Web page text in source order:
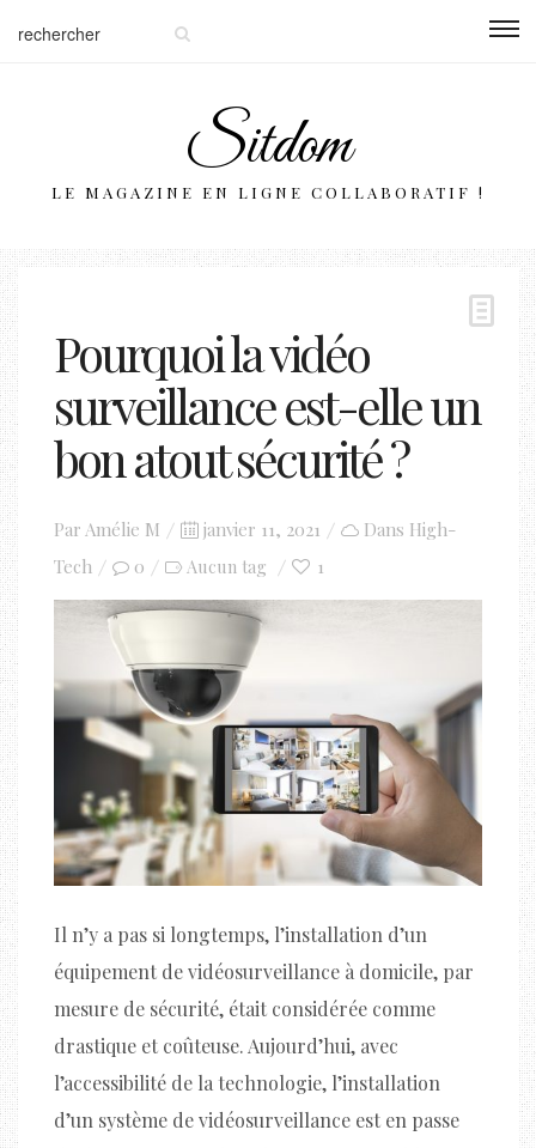
Sitdom
LE MAGAZINE EN LIGNE COLLABORATIF !
Pourquoi la vidéo
surveillance est-elle un
bon atout sécurité ?
Par Amélie M
Posted
on
janvier 11, 2021 Dans High-
Tech
0 Aucun tag 1
Il n’y a pas si longtemps, l’installation d’un
équipement de vidéosurveillance à domicile, par
mesure de sécurité, était considérée comme
drastique et coûteuse. Aujourd’hui, avec
l’accessibilité de la technologie, l’installation
d’un système de vidéosurveillance est en passe